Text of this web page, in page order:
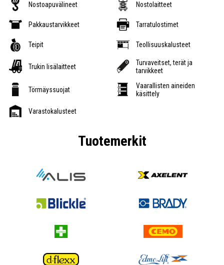
Nostoapuvälineet Nostolaitteet
Pakkaustarvikkeet Tarratulostimet
Teipit Teollisuuskalusteet
Trukin lisälaitteet
Turvaveitset, terät ja
tarvikkeet
Törmäyssuojat
Vaarallisten aineiden
käsittely
Varastokalusteet
Tuotemerkit